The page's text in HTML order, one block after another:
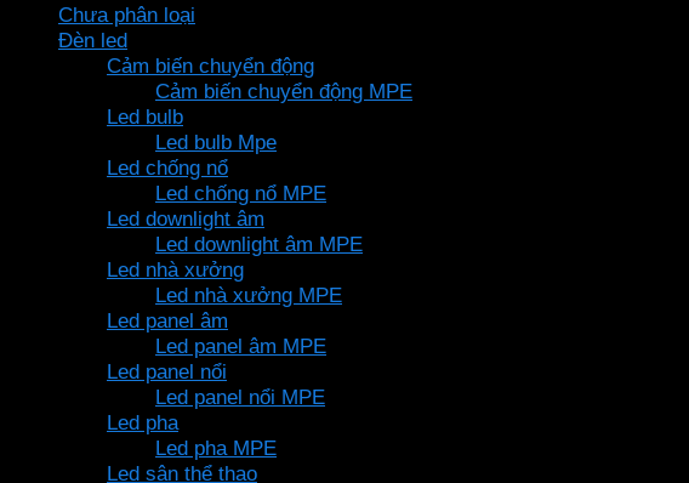
56.700 ₫.là:
Chưa phân loại
Đèn led
Cảm biến chuyển động
Cảm biến chuyển động MPE
Led bulb
Led bulb Mpe
Led chống nổ
Led chống nổ MPE
Led downlight âm
Led downlight âm MPE
Led nhà xưởng
Led nhà xưởng MPE
Led panel âm
Led panel âm MPE
Led panel nổi
Led panel nổi MPE
Led pha
Led pha MPE
Led sân thể thao